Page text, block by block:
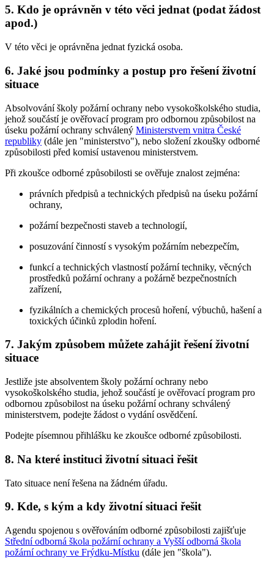
5. Kdo je oprávněn v této věci jednat (podat žádost
apod.)
V této věci je oprávněna jednat fyzická osoba.
6. Jaké jsou podmínky a postup pro řešení životní
situace
Absolvování školy požární ochrany nebo vysokoškolského studia,
jehož součástí je ověřovací program pro odbornou způsobilost na
úseku požární ochrany schválený Ministerstvem vnitra České
republiky (dále jen "ministerstvo"), nebo složení zkoušky odborné
způsobilosti před komisí ustavenou ministerstvem.
Při zkoušce odborné způsobilosti se ověřuje znalost zejména:
právních předpisů a technických předpisů na úseku požární
ochrany,
požární bezpečnosti staveb a technologií,
posuzování činností s vysokým požárním nebezpečím,
funkcí a technických vlastností požární techniky, věcných
prostředků požární ochrany a požárně bezpečnostních
zařízení,
fyzikálních a chemických procesů hoření, výbuchů, hašení a
toxických účinků zplodin hoření.
7. Jakým způsobem můžete zahájit řešení životní
situace
Jestliže jste absolventem školy požární ochrany nebo
vysokoškolského studia, jehož součástí je ověřovací program pro
odbornou způsobilost na úseku požární ochrany schválený
ministerstvem, podejte žádost o vydání osvědčení.
Podejte písemnou přihlášku ke zkoušce odborné způsobilosti.
8. Na které instituci životní situaci řešit
Tato situace není řešena na žádném úřadu.
9. Kde, s kým a kdy životní situaci řešit
Agendu spojenou s ověřováním odborné způsobilosti zajišťuje
Střední odborná škola požární ochrany a Vyšší odborná škola
požární ochrany ve Frýdku-Místku (dále jen "škola").